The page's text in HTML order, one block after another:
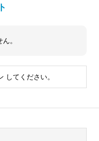
。
してください。